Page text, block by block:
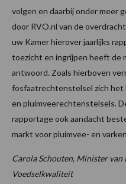
volgen en daarbij onder meer
door RVO.nl van de
uw Kamer hierover jaarlijks
toezicht en ingrijpen heeft de
antwoord. Zoals hierboven
fosfaatrechtenstelsel zich het
en pluimveerechtenstelsels.
rapportage ook aandacht
markt voor pluimvee- en
Carola Schouten, Minister
Voedselkwaliteit